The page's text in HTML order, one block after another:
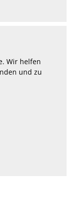
Wir helfen
und zu